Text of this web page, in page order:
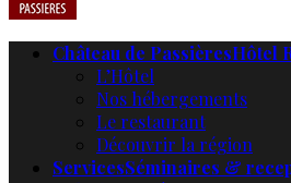
Château de PassièresHôtel
L’Hôtel
Nos hébergements
Le restaurant
Découvrir la région
ServicesSéminaires &